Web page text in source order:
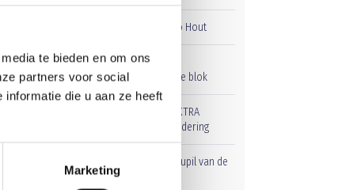
te bieden en om ons
partners voor social
die u aan ze heeft
Marketing
Overwinning op Mierlo Hout
Gelijkspel in eerste
oefenwedstrijd tweede blok
Uitnodiging voor de EXTRA
Algemene Ledenvergadering
Word jij de volgende Pupil van de
Week bij BlauwGeel?